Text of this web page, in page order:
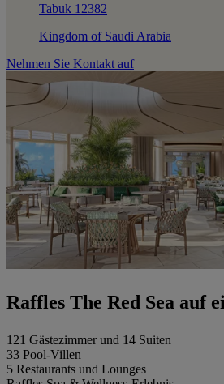
Tabuk 12382
Kingdom of Saudi Arabia
Nehmen Sie Kontakt auf
Raffles The Red Sea auf
121 Gästezimmer und 14 Suiten
33 Pool-Villen
5 Restaurants und Lounges